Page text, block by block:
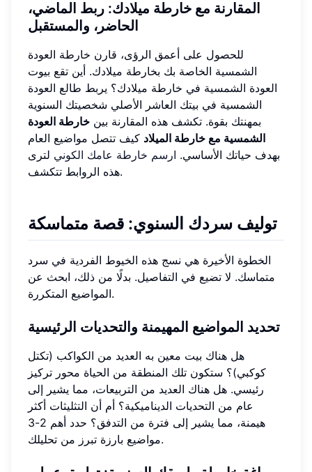
المقارنة مع خارطة ميلادك: ربط الماضي،
الحاضر، والمستقبل
للحصول على أعمق الرؤى، قارن خارطة العودة
الشمسية الخاصة بك بخارطة ميلادك. أين تقع بيوت
العودة الشمسية في خارطة ميلادك؟ يربط طالع العودة
الشمسية في بيتك العاشر الأصلي شخصيتك السنوية
بمهنتك بقوة. تكشف هذه المقارنة بين خارطة العودة
الشمسية مع خارطة الميلاد كيف تتصل مواضيع العام
بهدف حياتك الأساسي. ارسم خارطة عامك الكوني لترى
هذه الروابط تتكشف.
توليف سردك السنوي: قصة متماسكة
الخطوة الأخيرة هي نسج هذه الخيوط الفردية في سرد
متماسك. لا تضيع في التفاصيل. بدلًا من ذلك، ابحث عن
المواضيع المتكررة.
تحديد المواضيع المهيمنة والتحديات الرئيسية
هل هناك بيت معين به العديد من الكواكب (تكتل
كوكبي)؟ ستكون تلك المنطقة من الحياة محور تركيز
رئيسي. هل هناك العديد من التربيعات، مما يشير إلى
عام من التحديات الديناميكية؟ أم أن التثليثات أكثر
هيمنة، مما يشير إلى فترة من التدفق؟ حدد أهم 2-3
مواضيع بارزة تبرز من تحليلك.